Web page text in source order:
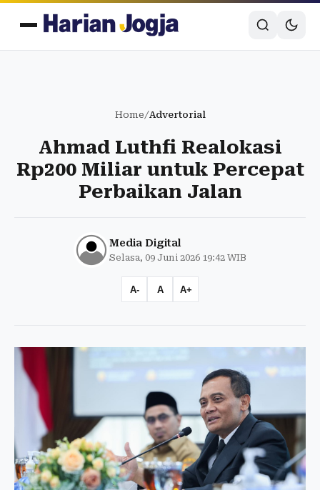
Home/Advertorial
Ahmad Luthfi Realokasi
Rp200 Miliar untuk Percepat
Perbaikan Jalan
Media Digital
Selasa, 09 Juni 2026 19:42 WIB
A- A A+